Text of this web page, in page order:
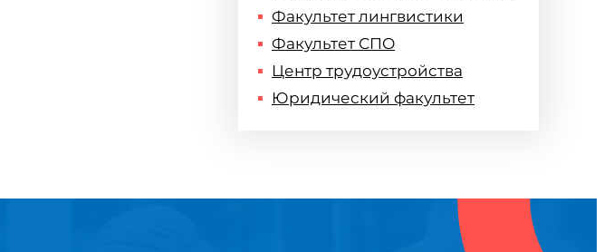
Факультет лингвистики
Факультет СПО
Центр трудоустройства
Юридический факультет